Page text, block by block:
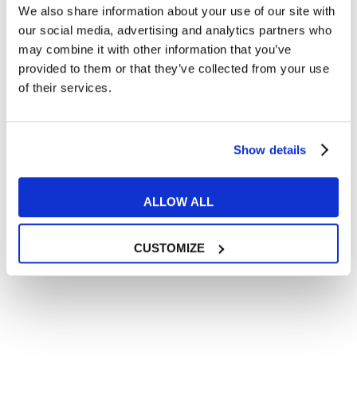
We also share information about your use of our site with
our social media, advertising and analytics partners who
may combine it with other information that you’ve
provided to them or that they’ve collected from your use
of their services.
Show details
ALLOW ALL
CUSTOMIZE
In quanto di età superiore ai 16 anni, dichiaro di acconsentire
al trattamento dei miei dati personali in conformità
Desidero ricevere comunicazioni commerciali e promozionali
relative ai prodotti e servizi a marchio MyES